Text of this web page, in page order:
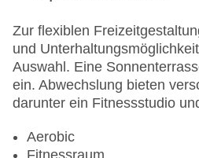
Zur flexiblen
und
Auswahl. Eine
ein. Abwechslung bieten
darunter ein Fitnessstudio
Aerobic